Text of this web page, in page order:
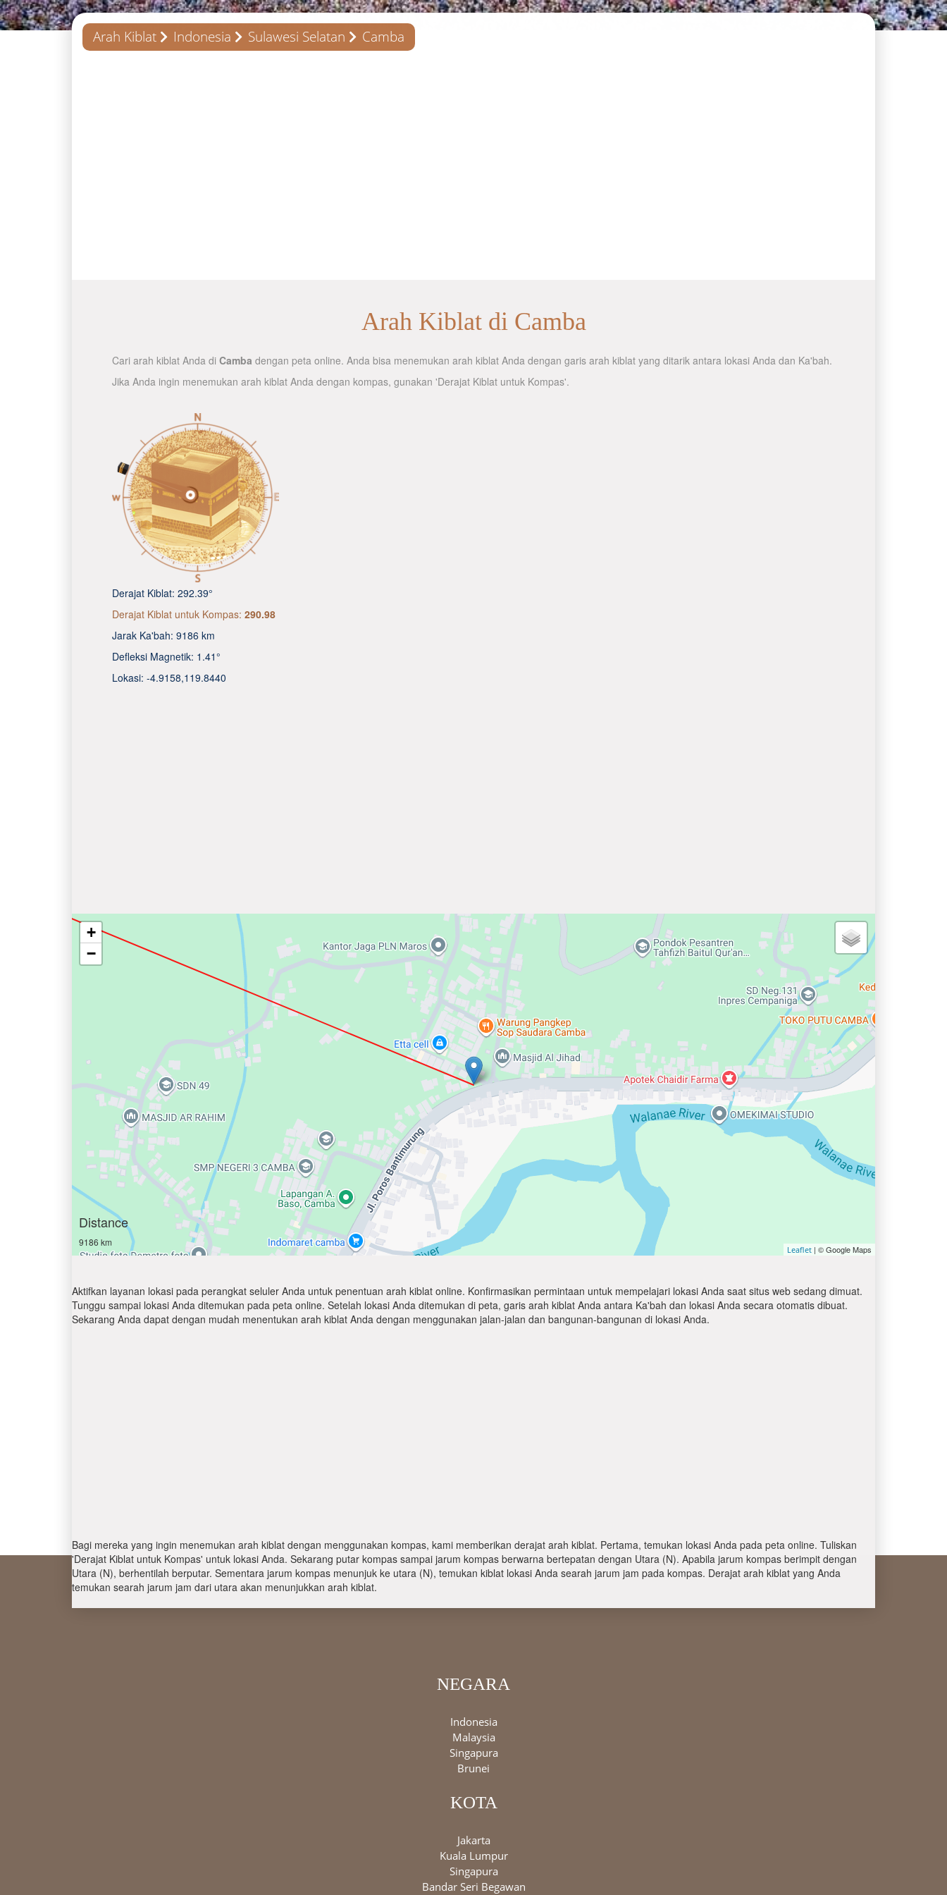
Arah Kiblat Indonesia Sulawesi Selatan Camba
Arah Kiblat di Camba
Cari arah kiblat Anda di Camba dengan peta online. Anda bisa menemukan arah kiblat Anda dengan garis arah kiblat yang ditarik antara lokasi Anda dan Ka'bah.
Jika Anda ingin menemukan arah kiblat Anda dengan kompas, gunakan 'Derajat Kiblat untuk Kompas'.
Derajat Kiblat: 292.39°
Derajat Kiblat untuk Kompas: 290.98
Jarak Ka'bah: 9186 km
Defleksi Magnetik: 1.41°
Lokasi: -4.9158,119.8440
+
−
Distance
9186 km
Leaflet | © Google Maps
Aktifkan layanan lokasi pada perangkat seluler Anda untuk penentuan arah kiblat online. Konfirmasikan permintaan untuk mempelajari lokasi Anda saat situs web sedang dimuat.
Tunggu sampai lokasi Anda ditemukan pada peta online. Setelah lokasi Anda ditemukan di peta, garis arah kiblat Anda antara Ka'bah dan lokasi Anda secara otomatis dibuat.
Sekarang Anda dapat dengan mudah menentukan arah kiblat Anda dengan menggunakan jalan-jalan dan bangunan-bangunan di lokasi Anda.
Bagi mereka yang ingin menemukan arah kiblat dengan menggunakan kompas, kami memberikan derajat arah kiblat. Pertama, temukan lokasi Anda pada peta online. Tuliskan
'Derajat Kiblat untuk Kompas' untuk lokasi Anda. Sekarang putar kompas sampai jarum kompas berwarna bertepatan dengan Utara (N). Apabila jarum kompas berimpit dengan
Utara (N), berhentilah berputar. Sementara jarum kompas menunjuk ke utara (N), temukan kiblat lokasi Anda searah jarum jam pada kompas. Derajat arah kiblat yang Anda
temukan searah jarum jam dari utara akan menunjukkan arah kiblat.
NEGARA
Indonesia
Malaysia
Singapura
Brunei
KOTA
Jakarta
Kuala Lumpur
Singapura
Bandar Seri Begawan